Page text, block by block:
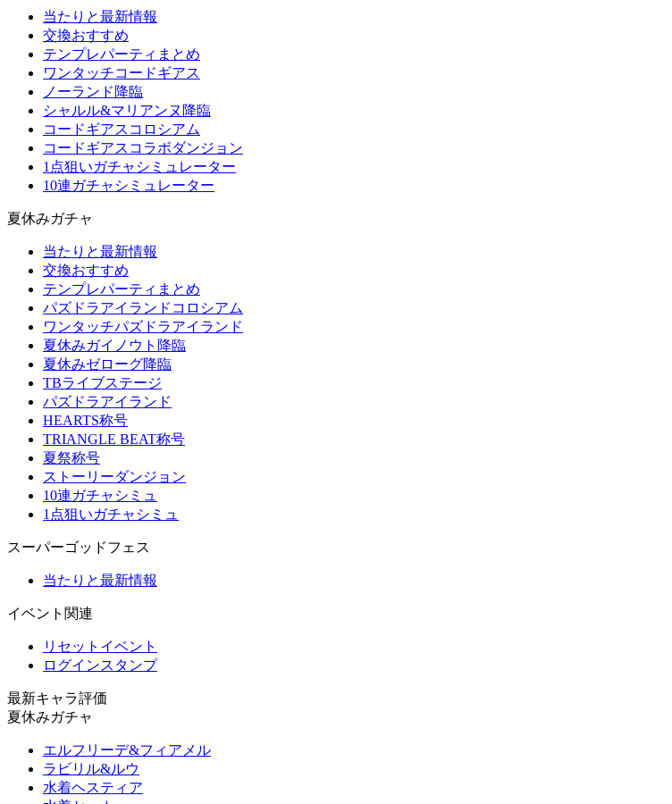
当たりと最新情報
交換おすすめ
テンプレパーティまとめ
ワンタッチコードギアス
ノーランド降臨
シャルル&マリアンヌ降臨
コードギアスコロシアム
コードギアスコラボダンジョン
1点狙いガチャシミュレーター
10連ガチャシミュレーター
夏休みガチャ
当たりと最新情報
交換おすすめ
テンプレパーティまとめ
パズドラアイランドコロシアム
ワンタッチパズドラアイランド
夏休みガイノウト降臨
夏休みゼローグ降臨
TBライブステージ
パズドラアイランド
HEARTS称号
TRIANGLE BEAT称号
夏祭称号
ストーリーダンジョン
10連ガチャシミュ
1点狙いガチャシミュ
スーパーゴッドフェス
当たりと最新情報
イベント関連
リセットイベント
ログインスタンプ
最新キャラ評価
夏休みガチャ
エルフリーデ&フィアメル
ラビリル&ルウ
水着ヘスティア